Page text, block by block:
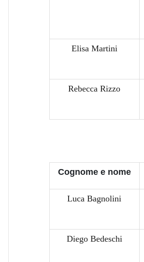
Elisa Martini
Rebecca Rizzo
Cognome e nome
Luca Bagnolini
Diego Bedeschi